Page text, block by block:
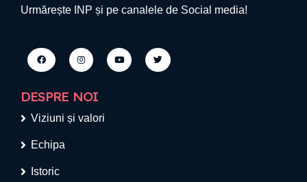
Urmărește INP și pe canalele de Social media!
DESPRE NOI
Viziuni și valori
Echipa
Istoric